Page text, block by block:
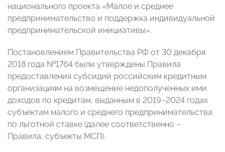
национального проекта «Малое и среднее
предпринимательство и поддержка индивидуальной
предпринимательской инициативы».
Постановлением Правительства РФ от 30 декабря
2018 года №1764 были утверждены Правила
предоставления субсидий российским кредитным
организациям на возмещение недополученных ими
доходов по кредитам, выданным в 2019–2024 годах
субъектам малого и среднего предпринимательства
по льготной ставке (далее соответственно –
Правила, субъекты МСП).